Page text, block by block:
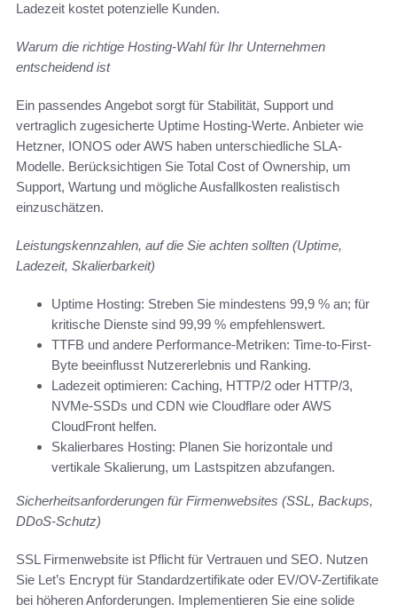
Ladezeit kostet potenzielle Kunden.
Warum die richtige Hosting-Wahl für Ihr Unternehmen
entscheidend ist
Ein passendes Angebot sorgt für Stabilität, Support und
vertraglich zugesicherte Uptime Hosting-Werte. Anbieter wie
Hetzner, IONOS oder AWS haben unterschiedliche SLA-
Modelle. Berücksichtigen Sie Total Cost of Ownership, um
Support, Wartung und mögliche Ausfallkosten realistisch
einzuschätzen.
Leistungskennzahlen, auf die Sie achten sollten (Uptime,
Ladezeit, Skalierbarkeit)
Uptime Hosting: Streben Sie mindestens 99,9 % an; für
kritische Dienste sind 99,99 % empfehlenswert.
TTFB und andere Performance-Metriken: Time-to-First-
Byte beeinflusst Nutzererlebnis und Ranking.
Ladezeit optimieren: Caching, HTTP/2 oder HTTP/3,
NVMe-SSDs und CDN wie Cloudflare oder AWS
CloudFront helfen.
Skalierbares Hosting: Planen Sie horizontale und
vertikale Skalierung, um Lastspitzen abzufangen.
Sicherheitsanforderungen für Firmenwebsites (SSL, Backups,
DDoS-Schutz)
SSL Firmenwebsite ist Pflicht für Vertrauen und SEO. Nutzen
Sie Let’s Encrypt für Standardzertifikate oder EV/OV-Zertifikate
bei höheren Anforderungen. Implementieren Sie eine solide